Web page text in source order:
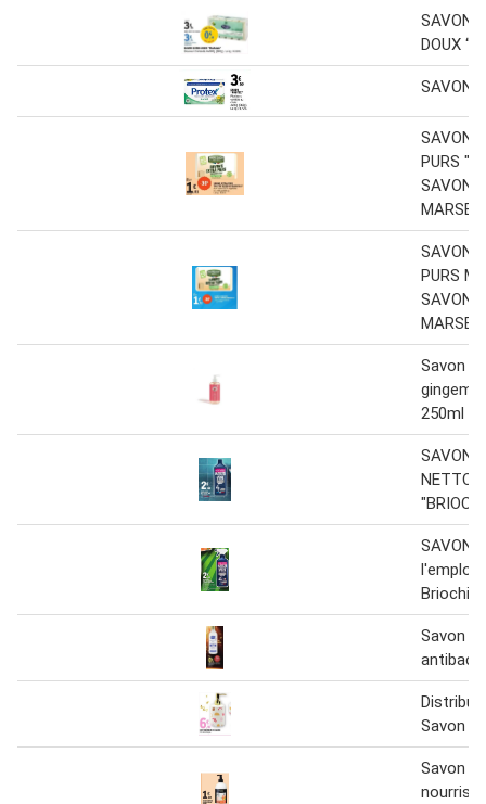
SAVON
DOUX
SAVON
PURS
SAVON
PURS
SAVON
Savon
250ml
SAVON
SAVON
l'emploi
Briochin
Savon
Savon
Savon